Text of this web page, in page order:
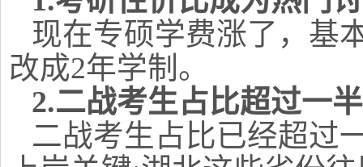
现在专硕学费涨了，基
改成2年学制。
2.二战考生占比超过一半
二战考生占比已经超过